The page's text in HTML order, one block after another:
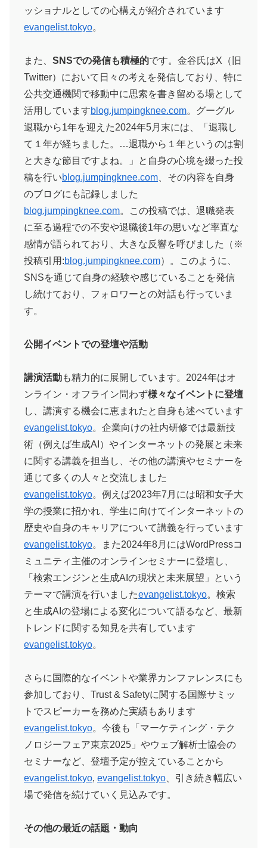
ッショナルとしての心構えが紹介されています​
evangelist.tokyo。
また、 SNSでの発信も積極的です。金谷氏はX（旧
Twitter）において日々の考えを発信しており、特に
公共交通機関で移動中に思索を書き留める場として
活用していますblog.jumpingknee.com。グーグル
退職から1年を迎えた2024年5月末には、「退職し
て１年が経ちました。…退職から１年というのは割
と大きな節目ですよね。」と自身の心境を綴った投
稿を行い​blog.jumpingknee.com 、その内容を自身
のブログにも記録しました​
blog.jumpingknee.com。この投稿では、退職発表
に至る過程での不安や退職後1年の思いなど率直な
感情が語られており、大きな反響を呼びました（※
投稿引用:blog.jumpingknee.com）。このように、
SNSを通じて自身の経験や感じていることを発信
し続けており、フォロワーとの対話も行っていま
す。
公開イベントでの登壇や活動
講演活動も精力的に展開しています。2024年はオ
ンライン・オフライン問わず様々なイベントに登壇
し、講演する機会に恵まれたと自身も述べています​
evangelist.tokyo。企業向けの社内研修では最新技
術（例えば生成AI）やインターネットの発展と未来
に関する講義を担当し、その他の講演やセミナーを
通じて多くの人々と交流しました​
evangelist.tokyo。例えば2023年7月には昭和女子大
学の授業に招かれ、学生に向けてインターネットの
歴史や自身のキャリアについて講義を行っています​
evangelist.tokyo。また2024年8月にはWordPressコ
ミュニティ主催のオンラインセミナーに登壇し、
「検索エンジンと生成AIの現状と未来展望」という
テーマで講演を行いました​evangelist.tokyo。検索
と生成AIの登場による変化について語るなど、最新
トレンドに関する知見を共有しています​
evangelist.tokyo。
さらに国際的なイベントや業界カンファレンスにも
参加しており、Trust & Safetyに関する国際サミッ
トでスピーカーを務めた実績もあります​
evangelist.tokyo。今後も「マーケティング・テク
ノロジーフェア東京2025」やウェブ解析士協会の
セミナーなど、登壇予定が控えていることから​
evangelist.tokyo, ​ evangelist.tokyo 、引き続き幅広い
場で発信を続けていく見込みです。
その他の最近の話題・動向